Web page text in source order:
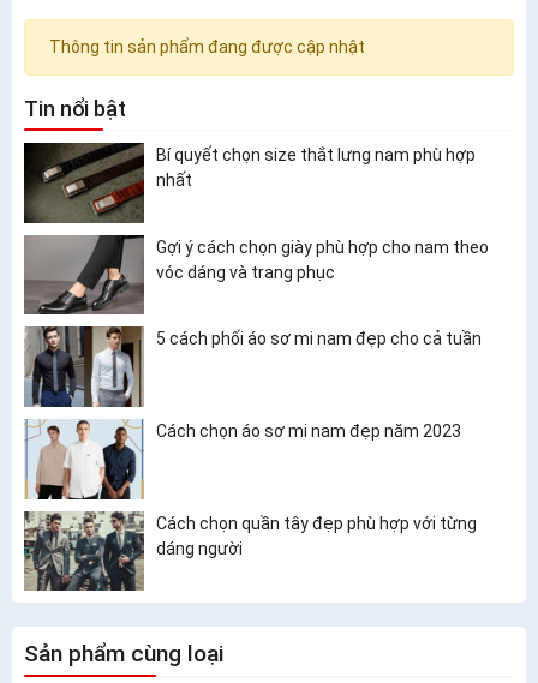
Thông tin sản phẩm đang được cập nhật
Tin nổi bật
Bí quyết chọn size thắt lưng nam phù hợp
nhất
Gợi ý cách chọn giày phù hợp cho nam theo
vóc dáng và trang phục
5 cách phối áo sơ mi nam đẹp cho cả tuần
Cách chọn áo sơ mi nam đẹp năm 2023
Cách chọn quần tây đẹp phù hợp với từng
dáng người
Sản phẩm cùng loại